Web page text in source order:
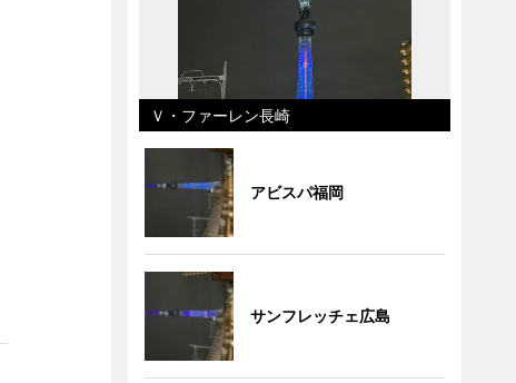
Ｖ・ファーレン長崎
アビスパ福岡
サンフレッチェ広島